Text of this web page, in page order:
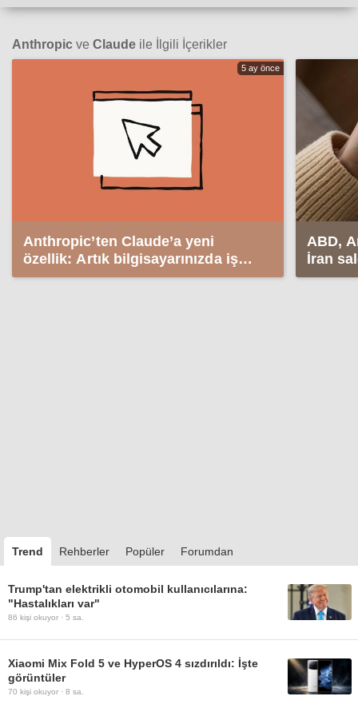
Anthropic ve Claude ile İlgili İçerikler
5 ay önce
Anthropic’ten Claude’a yeni
özellik: Artık bilgisayarınızda iş
yapıyor
ABD,
İran
Trend Rehberler Popüler Forumdan
Trump'tan elektrikli otomobil kullanıcılarına:
"Hastalıkları var"
86 kişi okuyor · 5 sa.
Xiaomi Mix Fold 5 ve HyperOS 4 sızdırıldı: İşte
görüntüler
70 kişi okuyor · 8 sa.